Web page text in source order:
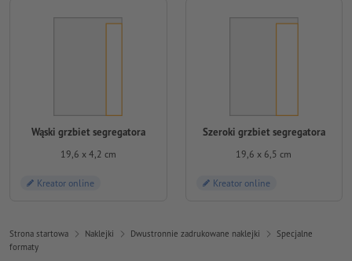
Wąski grzbiet segregatora
19,6 x 4,2 cm
Kreator online
Szeroki grzbiet segregatora
19,6 x 6,5 cm
Kreator online
Strona startowa Naklejki Dwustronnie zadrukowane naklejki
Specjalne
formaty